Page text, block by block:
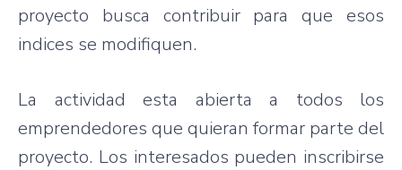
proyecto
busca contribuir para que esos
indices se modifiquen.
La actividad esta abierta a todos los
emprendedores que quieran formar parte del
proyecto. Los interesados pueden inscribirse